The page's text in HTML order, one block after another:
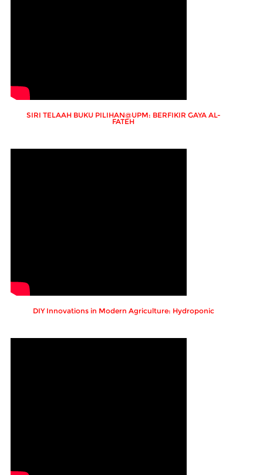
SIRI TELAAH BUKU PILIHAN@UPM: BERFIKIR GAYA AL-
FATEH
DIY Innovations in Modern Agriculture: Hydroponic